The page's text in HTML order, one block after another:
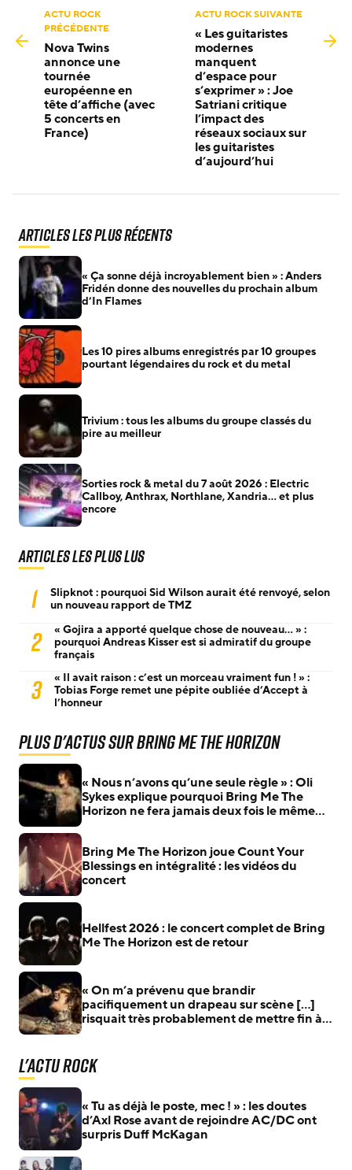
ACTU ROCK
PRÉCÉDENTE
Nova Twins
annonce une
tournée
européenne en
tête d’affiche (avec
5 concerts en
France)
ACTU ROCK SUIVANTE
« Les guitaristes
modernes
manquent
d’espace pour
s’exprimer » : Joe
Satriani critique
l’impact des
réseaux sociaux sur
les guitaristes
d’aujourd’hui
Articles les plus récents
« Ça sonne déjà incroyablement bien » : Anders
Fridén donne des nouvelles du prochain album
d’In Flames
Les 10 pires albums enregistrés par 10 groupes
pourtant légendaires du rock et du metal
Trivium : tous les albums du groupe classés du
pire au meilleur
Sorties rock & metal du 7 août 2026 : Electric
Callboy, Anthrax, Northlane, Xandria… et plus
encore
Articles les plus lus
1
Slipknot : pourquoi Sid Wilson aurait été renvoyé, selon
un nouveau rapport de TMZ
2
« Gojira a apporté quelque chose de nouveau… » :
pourquoi Andreas Kisser est si admiratif du groupe
français
3
« Il avait raison : c’est un morceau vraiment fun ! » :
Tobias Forge remet une pépite oubliée d’Accept à
l’honneur
Plus d'actus sur Bring Me The Horizon
« Nous n’avons qu’une seule règle » : Oli
Sykes explique pourquoi Bring Me The
Horizon ne fera jamais deux fois le même
Bring Me The Horizon joue Count Your
Blessings en intégralité : les vidéos du
concert
Hellfest 2026 : le concert complet de Bring
Me The Horizon est de retour
« On m’a prévenu que brandir
pacifiquement un drapeau sur scène […]
risquait très probablement de mettre fin à
drapeaux palestiniens
L'actu Rock
« Tu as déjà le poste, mec ! » : les doutes
d’Axl Rose avant de rejoindre AC/DC ont
surpris Duff McKagan